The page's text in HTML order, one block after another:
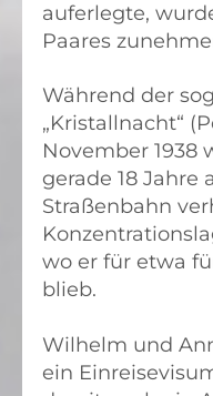
auferlegte,
Paares
Während der
„Kristallnacht“
November 1938
gerade 18 Jahre
Straßenbahn
wo er für etwa
blieb.
Wilhelm und
ein